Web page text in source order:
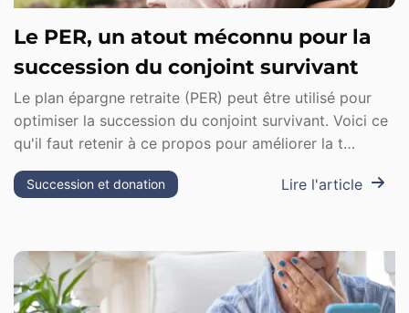
Le PER, un atout méconnu pour la
succession du conjoint survivant
Le plan épargne retraite (PER) peut être utilisé pour
optimiser la succession du conjoint survivant. Voici ce
qu'il faut retenir à ce propos pour améliorer la t…
Lire l'article
Succession et donation